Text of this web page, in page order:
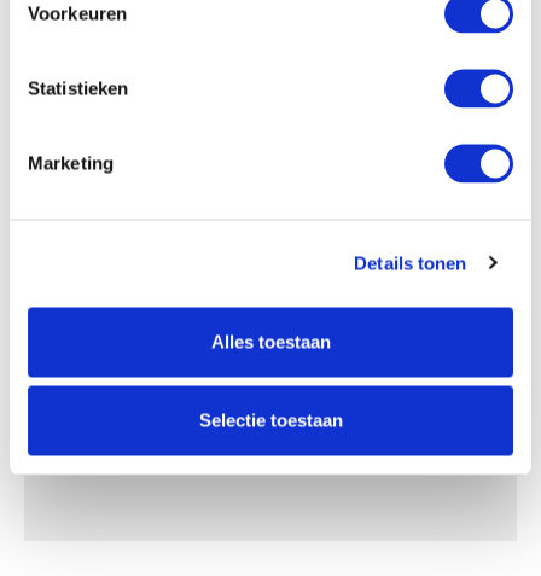
Voorkeuren
Statistieken
Marketing
Details tonen
Alles toestaan
Selectie toestaan